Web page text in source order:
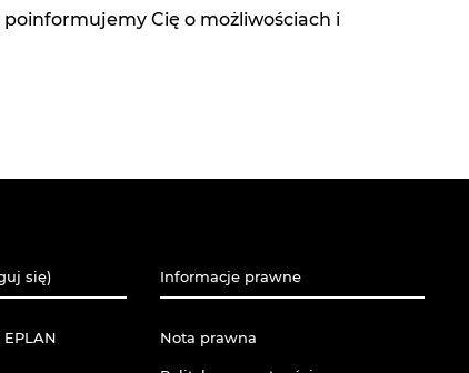
poinformujemy Cię o możliwościach i
się) Informacje prawne
Nota prawna